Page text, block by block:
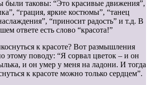
были таковы: “Это красивые движения”,
“грация, яркие костюмы”, “танец
“приносит радость” и т.д. В
ответе есть слово “красота!”
к красоте? Вот размышления
этому поводу: “Я сорвал цветок – и он
и он умер у меня на ладони. И тогда
к красоте можно только сердцем”.